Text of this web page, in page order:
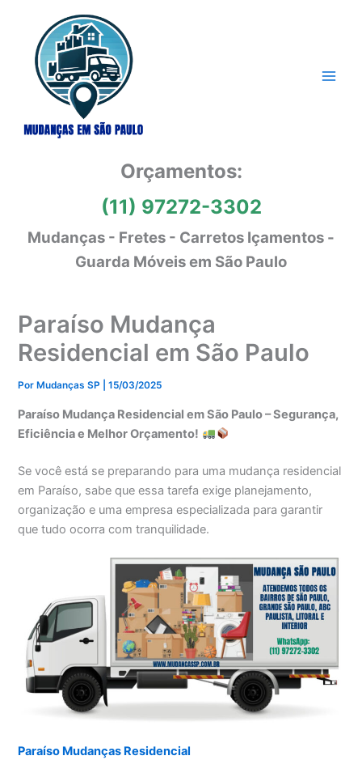
conteúdo
Orçamentos:
(11) 97272-3302
Mudanças - Fretes - Carretos Içamentos -
Guarda Móveis em São Paulo
Paraíso Mudança
Residencial em São Paulo
Por Mudanças SP |15/03/2025
Paraíso Mudança Residencial em São Paulo – Segurança,
Eficiência e Melhor Orçamento!
Se você está se preparando para uma mudança residencial
em Paraíso, sabe que essa tarefa exige planejamento,
organização e uma empresa especializada para garantir
que tudo ocorra com tranquilidade.
Paraíso Mudanças Residencial